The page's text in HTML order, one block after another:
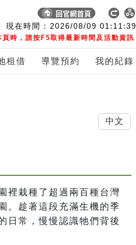
現在時間 : 2026/08/09 01:11:40
時，請按F5取得最新時間及活動資訊
租借 導覽預約 我的紀錄
裡栽種了超過兩百種台灣
。趁著這段充滿生機的季
日常，慢慢認識牠們背後